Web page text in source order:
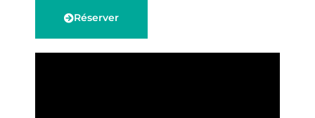
Réserver